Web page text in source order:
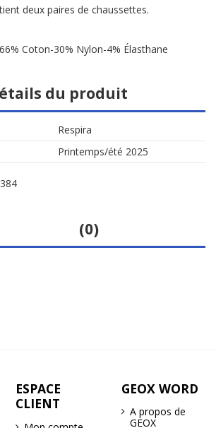
deux paires de chaussettes.
Coton-30% Nylon-4% Élasthane
du produit
Respira
Printemps/été 2025
(0)
ESPACE
CLIENT
GEOX WORD
A propos de
GEOX